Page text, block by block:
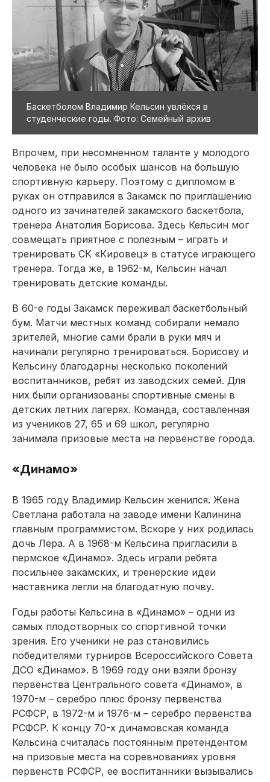
Баскетболом Владимир Кельсин увлёкся в
студенческие годы. Фото: Семейный архив
Впрочем, при несомненном таланте у молодого
человека не было особых шансов на большую
спортивную карьеру. Поэтому с дипломом в
руках он отправился в Закамск по приглашению
одного из зачинателей закамского баскетбола,
тренера Анатолия Борисова. Здесь Кельсин мог
совмещать приятное с полезным – играть и
тренировать СК «Кировец» в статусе играющего
тренера. Тогда же, в 1962-м, Кельсин начал
тренировать детские команды.
В 60-е годы Закамск переживал баскетбольный
бум. Матчи местных команд собирали немало
зрителей, многие сами брали в руки мяч и
начинали регулярно тренироваться. Борисову и
Кельсину благодарны несколько поколений
воспитанников, ребят из заводских семей. Для
них были организованы спортивные смены в
детских летних лагерях. Команда, составленная
из учеников 27, 65 и 69 школ, регулярно
занимала призовые места на первенстве города.
«Динамо»
В 1965 году Владимир Кельсин женился. Жена
Светлана работала на заводе имени Калинина
главным программистом. Вскоре у них родилась
дочь Лера. А в 1968-м Кельсина пригласили в
пермское «Динамо». Здесь играли ребята
посильнее закамских, и тренерские идеи
наставника легли на благодатную почву.
Годы работы Кельсина в «Динамо» – одни из
самых плодотворных со спортивной точки
зрения. Его ученики не раз становились
победителями турниров Всероссийского Совета
ДСО «Динамо». В 1969 году они взяли бронзу
первенства Центрального совета «Динамо», в
1970-м – серебро плюс бронзу первенства
РСФСР, в 1972-м и 1976-м – серебро первенства
РСФСР. К концу 70-х динамовская команда
Кельсина считалась постоянным претендентом
на призовые места на соревнованиях уровня
первенств РСФСР, ее воспитанники вызывались